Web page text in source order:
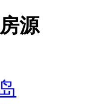
源